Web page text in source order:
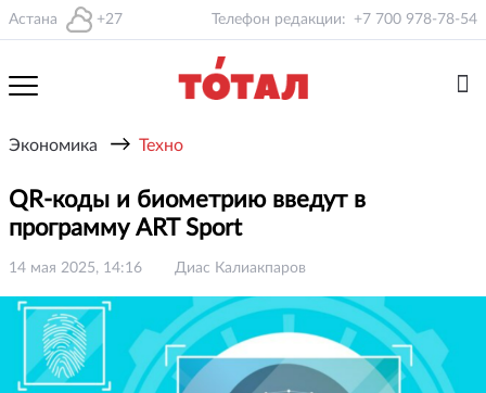
Астана +27 Телефон редакции: +7 700 978-78-54
Экономика → Техно
QR-коды и биометрию введут в
программу ART Sport
14 мая 2025, 14:16 Диас Калиакпаров